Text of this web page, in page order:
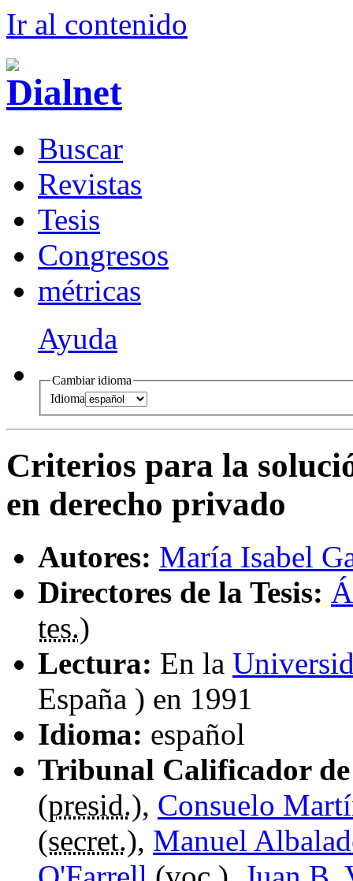
Ir al contenido
Buscar
Revistas
Tesis
Congresos
métricas
Ayuda
Cambiar idioma
Idioma
Criterios para la
en derecho privado
Autores: María Isabel
Directores de la Tesis:
tes.)
Lectura: En la
España ) en 1991
Idioma: español
Tribunal Calificador de
(presid.), Consuelo
(secret.), Manuel